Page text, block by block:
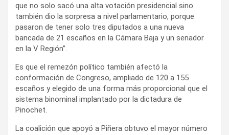
que no solo sacó una alta votación presidencial sino
también dio la sorpresa a nivel parlamentario, porque
pasaron de tener solo tres diputados a una nueva
bancada de 21 escaños en la Cámara Baja y un senador
en la V Región”.
Es que el remezón político también afectó la
conformación de Congreso, ampliado de 120 a 155
escaños y elegido de una forma más proporcional que el
sistema binominal implantado por la dictadura de
Pinochet.
La coalición que apoyó a Piñera obtuvo el mayor número